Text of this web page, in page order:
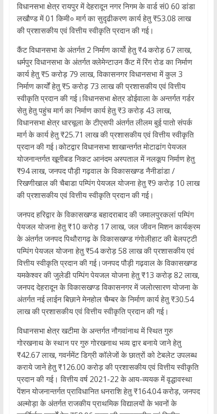
विधानसभा क्षेत्र रायपुर में देहरादून नगर निगम के वार्ड सं0 60 डांडा
लखौण्ड में 01 किमी० मार्ग का सुदृढीकरण कार्य हेतु ₹53.08 लाख
की प्रशासकीय एवं वित्तीय स्वीकृति प्रदान की गई।
कैंट विधानसभा के अंतर्गत 2 निर्माण कार्यो हेतु ₹4 करोड़ 67 लाख,
धर्मपुर विधानसभा के अंतर्गत क्लेमेन्टाउन कैंट में रिंग रोड का निर्माण
कार्य हेतु ₹5 करोड़ 79 लाख, विकासनगर विधानसभा में कुल 3
निर्माण कार्यों हेतु ₹5 करोड़ 73 लाख की प्रशासकीय एवं वित्तीय
स्वीकृति प्रदान की गई।विधानसभा क्षेत्र डोईवाला के अन्तर्गत गर्डर
सेतु हेतु पहुंच मार्ग का निर्माण कार्य हेतु ₹3 करोड़ 43 लाख,
विधानसभा क्षेत्र धारचूला के टीएसपी अंतर्गत लीलम बुई पातो संपर्क
मार्ग के कार्य हेतु ₹25.71 लाख की प्रशासकीय एवं वित्तीय स्वीकृति
प्रदान की गई।कोटद्वार विधानसभा शाखान्तर्गत मोटाढांग पेयजल
योजनान्तर्गत खूनीबड निकट आनंदम अस्पताल में नलकूप निर्माण हेतु
₹94 लाख, जनपद पौड़ी गढ़वाल के विकासखण्ड नैनीडांडा /
रिखणीखाल की चैबाडा पम्पिंग पेयजल योजना हेतु ₹9 करोड़ 10 लाख
की प्रशासकीय एवं वित्तीय स्वीकृति प्रदान की गई।
जनपद हरिद्वार के विकासखण्ड बहादराबाद की जमालपुरकलां पम्पिंग
पेयजल योजना हेतु ₹10 करोड़ 17 लाख, जल जीवन मिशन कार्यक्रम
के अंतर्गत जनपद पिथौरागढ़ के विकासखण्ड गंगोलीहाट की बेलपट्टी
पम्पिंग पेयजल योजना हेतु ₹54 करोड़ 58 लाख की प्रशासकीय एवं
वित्तीय स्वीकृति प्रदान की गई।जनपद पौड़ी गढ़वाल के विकासखण्ड
यमकेश्वर की जुलेडी पम्पिंग पेयजल योजना हेतु ₹13 करोड़ 82 लाख,
जनपद देहरादून के विकासखण्ड विकासनगर में जलोत्सारण योजना के
अंतर्गत नई लाईन बिछाने मेनहोल चैम्बर के निर्माण कार्य हेतु ₹30.54
लाख की प्रशासकीय एवं वित्तीय स्वीकृति प्रदान की गई।
विधानसभा क्षेत्र खटीमा के अन्तर्गत नौगवांनाथ में स्थित गुरु
गोरखनाथ के स्थान पर गुरु गोरखनाथ भव्य द्वार बनाये जाने हेतु
₹42.67 लाख, गवर्नमेंट डिग्री कॉलेजों के छात्रों को टेबलेट उपलब्ध
कराये जाने हेतु ₹126.00 करोड़ की प्रशासकीय एवं वित्तीय स्वीकृति
प्रदान की गई। वित्तीय वर्ष 2021-22 के आय-व्ययक में वृद्धावस्था
पेंशन योजनान्तर्गत प्राविधानित धनराशि हेतु ₹164.04 करोड़, जनपद
अल्मोड़ा के अंतर्गत राजकीय प्राथमिक विद्यालयों के भवनों के